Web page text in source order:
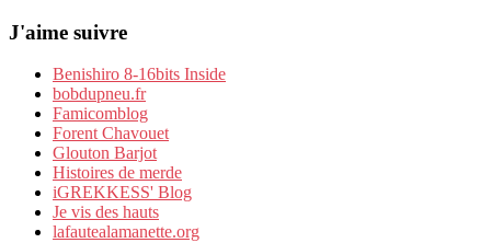
J'aime suivre
Benishiro 8-16bits Inside
bobdupneu.fr
Famicomblog
Forent Chavouet
Glouton Barjot
Histoires de merde
iGREKKESS' Blog
Je vis des hauts
lafautealamanette.org